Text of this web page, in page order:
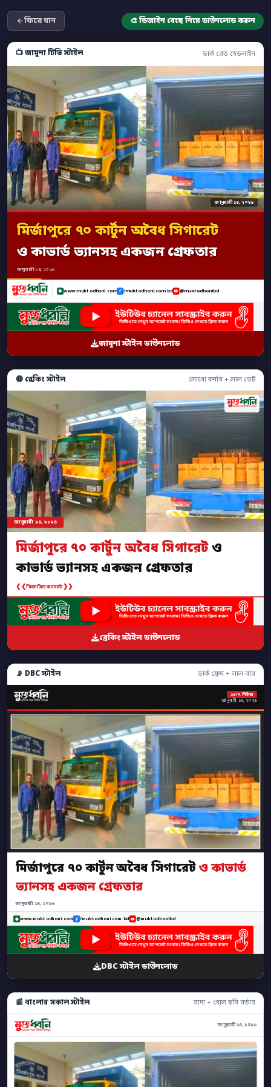
ফিরে যান 🎨 ডিজাইন বেছে নিয়ে ডাউনলোড করুন
📺 জামুনা টিভি স্টাইল ডার্ক রেড হেডলাইন
জানুয়ারী ১৪, ২০২৬
মির্জাপুরে ৭০ কার্টুন অবৈধ সিগারেট
ও কাভার্ড ভ্যানসহ একজন গ্রেফতার
জানুয়ারী ১৪, ২০২৬
www.muktodhoni.com /muktodhoni.com.bd @muktodhonibd
জামুনা স্টাইল ডাউনলোড
🔴 ব্রেকিং স্টাইল লোগো কর্নার + লাল ডেট
জানুয়ারী ১৪, ২০২৬
মির্জাপুরে ৭০ কার্টুন অবৈধ সিগারেটও
কাভার্ড ভ্যানসহ একজন গ্রেফতার
❮❮বিস্তারিত কমেন্টে❯❯
ব্রেকিং স্টাইল ডাউনলোড
📡 DBC স্টাইল ডার্ক ফ্রেম + লাল বার
২৪/৭ নিউজ
জানুয়ারী ১৪, ২০২৬
মির্জাপুরে ৭০ কার্টুন অবৈধ সিগারেটও কাভার্ড
ভ্যানসহ একজন গ্রেফতার
জানুয়ারী ১৪, ২০২৬
www.muktodhoni.com /muktodhoni.com.bd @muktodhonibd
DBC স্টাইল ডাউনলোড
📰 বাংলার সকাল স্টাইল সাদা + গোল ছবি বর্ডার
জানুয়ারী ১৪, ২০২৬